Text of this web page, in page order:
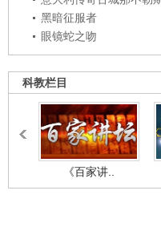
黑暗征服者
眼镜蛇之吻
科教栏目
《百家讲..